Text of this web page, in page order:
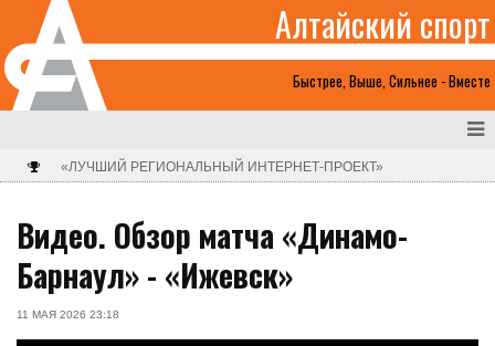
Быстрее, Выше, Сильнее - Вместе
Алтайский спорт
«ЛУЧШИЙ РЕГИОНАЛЬНЫЙ ИНТЕРНЕТ-ПРОЕКТ»
Видео. Обзор матча «Динамо-
Барнаул» - «Ижевск»
11 МАЯ 2026 23:18